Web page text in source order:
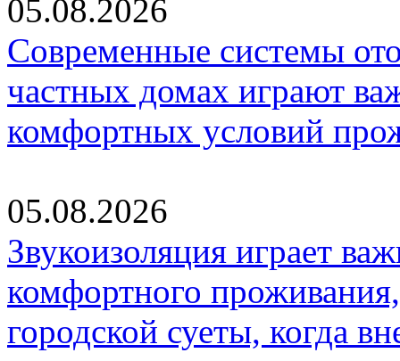
05.08.2026
Современные системы
частных домах играют
комфортных условий
05.08.2026
Звукоизоляция играет
комфортного
городской суеты, когда